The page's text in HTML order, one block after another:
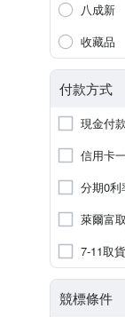
八成新
收藏品
付款方式
現金付款
信用卡
分期0利
萊爾富
7-11取
競標條件